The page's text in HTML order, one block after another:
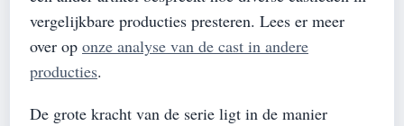
vergelijkbare producties presteren. Lees er meer
over op onze analyse van de cast in andere
producties.
De grote kracht van de serie ligt in de manier